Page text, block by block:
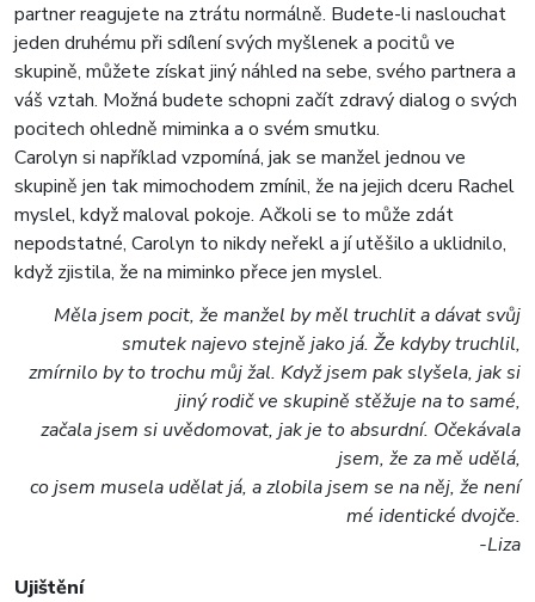
partner reagujete na ztrátu normálně. Budete-li naslouchat
jeden druhému při sdílení svých myšlenek a pocitů ve
skupině, můžete získat jiný náhled na sebe, svého partnera a
váš vztah. Možná budete schopni začít zdravý dialog o svých
pocitech ohledně miminka a o svém smutku.
Carolyn si například vzpomíná, jak se manžel jednou ve
skupině jen tak mimochodem zmínil, že na jejich dceru Rachel
myslel, když maloval pokoje. Ačkoli se to může zdát
nepodstatné, Carolyn to nikdy neřekl a jí utěšilo a uklidnilo,
když zjistila, že na miminko přece jen myslel.
Měla jsem pocit, že manžel by měl truchlit a dávat svůj
smutek najevo stejně jako já. Že kdyby truchlil,
zmírnilo by to trochu můj žal. Když jsem pak slyšela, jak si
jiný rodič ve skupině stěžuje na to samé,
začala jsem si uvědomovat, jak je to absurdní. Očekávala
jsem, že za mě udělá,
co jsem musela udělat já, a zlobila jsem se na něj, že není
mé identické dvojče.
-Liza
Ujištění